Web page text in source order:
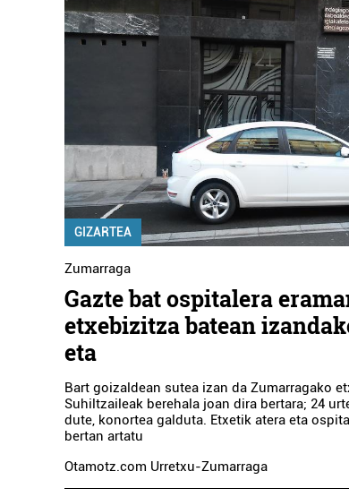
GIZARTEA
Zumarraga
Gazte bat ospitalera
etxebizitza batean
eta
Bart goizaldean sutea izan da Zumarragako
Suhiltzaileak berehala joan dira bertara; 24
dute, konortea galduta. Etxetik atera eta
bertan artatu
Otamotz.com Urretxu-Zumarraga